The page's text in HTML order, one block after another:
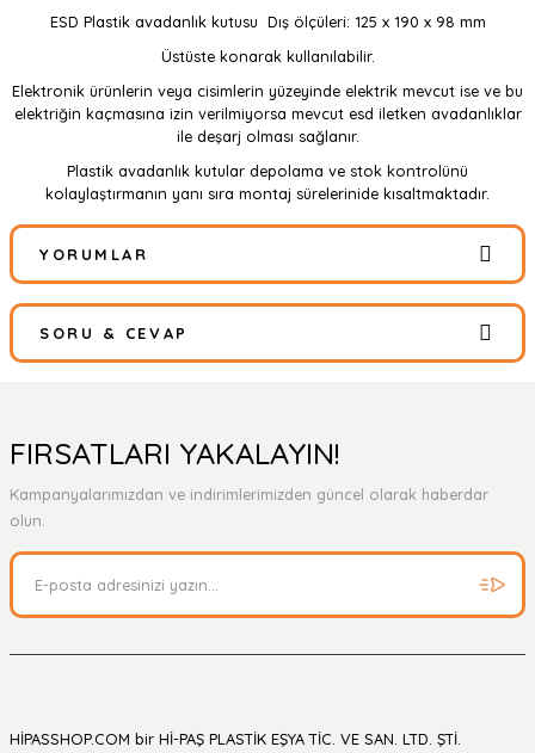
ESD Plastik avadanlık kutusu Dış ölçüleri: 125 x 190 x 98 mm
Üstüste konarak kullanılabilir.
Elektronik ürünlerin veya cisimlerin yüzeyinde elektrik mevcut ise ve bu
elektriğin kaçmasına izin verilmiyorsa mevcut esd iletken avadanlıklar
ile deşarj olması sağlanır.
Plastik avadanlık kutular depolama ve stok kontrolünü
kolaylaştırmanın yanı sıra montaj sürelerinide kısaltmaktadır.
YORUMLAR
Bu ürüne ilk yorumu siz yapın!
SORU & CEVAP
Ürün hakkında henüz soru sorulmamış.
FIRSATLARI YAKALAYIN!
Kampanyalarımızdan ve indirimlerimizden güncel olarak haberdar
olun.
HİPASSHOP.COM bir Hİ-PAŞ PLASTİK EŞYA TİC. VE SAN. LTD. ŞTİ.